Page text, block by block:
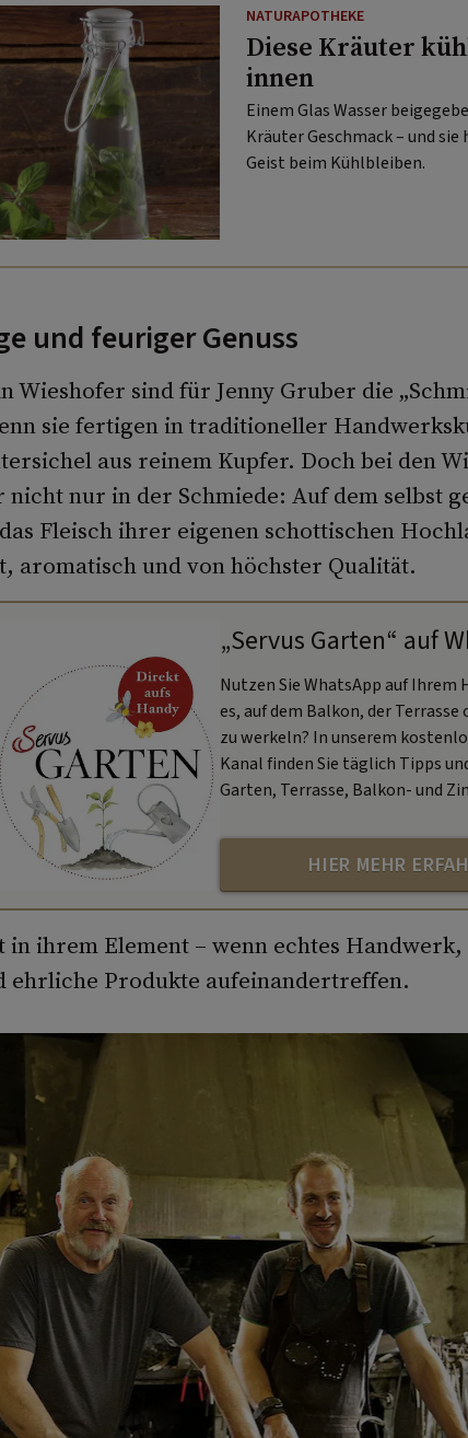
NATURAPOTHEKE
Diese Kräuter
innen
Einem Glas Wasser
Kräuter Geschmack – und
Geist beim Kühlbleiben.
und feuriger Genuss
Wieshofer sind für Jenny Gruber die
sie fertigen in traditioneller
aus reinem Kupfer. Doch bei den
nicht nur in der Schmiede: Auf dem selbst
Fleisch ihrer eigenen schottischen
aromatisch und von höchster Qualität.
„Servus Garten“ auf
Nutzen Sie WhatsApp auf Ihrem
es, auf dem Balkon, der Terrasse
zu werkeln? In unserem
Kanal finden Sie täglich Tipps
Garten, Terrasse, Balkon- und
HIER MEHR
in ihrem Element – wenn echtes
ehrliche Produkte aufeinandertreffen.